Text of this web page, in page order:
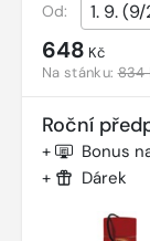
Od:
648 Kč
Na stánku:834
Roční
+ Bonus
+ Dárek